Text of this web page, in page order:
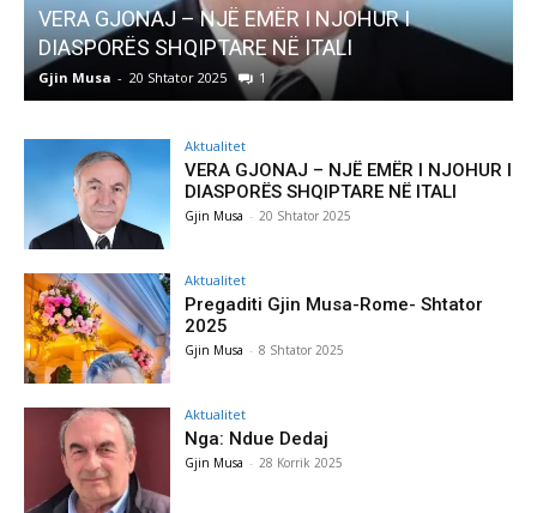
AKTUALITET
Pregaditi Gjin Musa-Rome- Shtator 2025
Gjin Musa - 8 Shtator 2025 0
Aktualitet
VERA GJONAJ – NJË EMËR I NJOHUR I
DIASPORËS SHQIPTARE NË ITALI
Gjin Musa - 20 Shtator 2025
Aktualitet
Pregaditi Gjin Musa-Rome- Shtator
2025
Gjin Musa - 8 Shtator 2025
Aktualitet
Nga: Ndue Dedaj
Gjin Musa - 28 Korrik 2025